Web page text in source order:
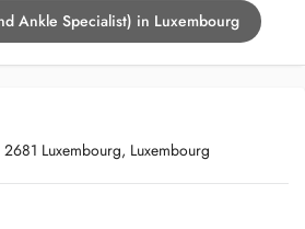
Ankle Specialist) in Luxembourg
Luxembourg, Luxembourg